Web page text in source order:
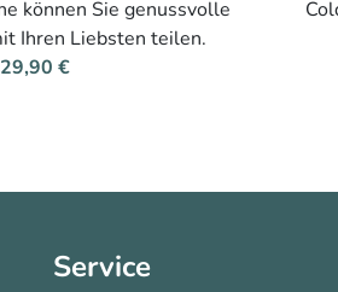
können Sie genussvolle
Ihren Liebsten teilen.
29,90 €
Service